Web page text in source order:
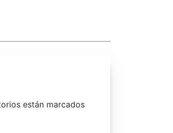
están marcados